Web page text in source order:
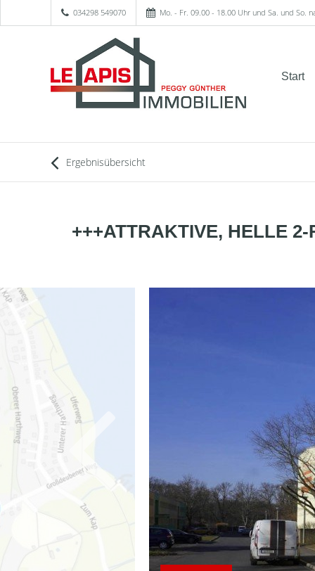
034298 549070 Mo. - Fr. 09.00 - 18.00 Uhr und Sa. und So.
Start
Ergebnisübersicht
+++ATTRAKTIVE, HELLE